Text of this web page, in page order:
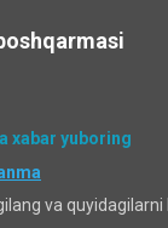
xabar yuboring
va quyidagilarni